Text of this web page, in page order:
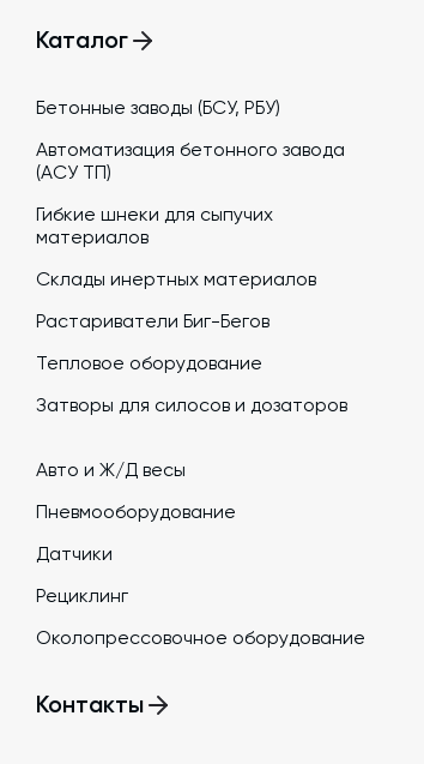
Каталог
Бетонные заводы (БСУ, РБУ)
Автоматизация бетонного завода
(АСУ ТП)
Гибкие шнеки для сыпучих
материалов
Склады инертных материалов
Растариватели Биг-Бегов
Тепловое оборудование
Затворы для силосов и дозаторов
Авто и Ж/Д весы
Пневмооборудование
Датчики
Рециклинг
Околопрессовочное оборудование
Контакты